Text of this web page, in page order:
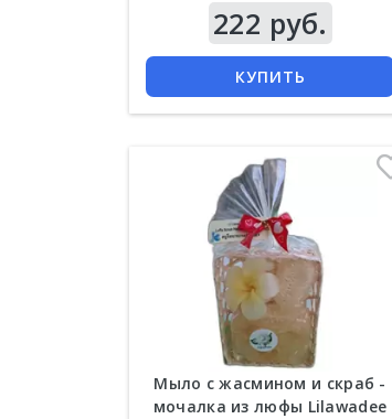
222 руб.
КУПИТЬ
Мыло с жасмином и скраб -
мочалка из люфы Lilawadee